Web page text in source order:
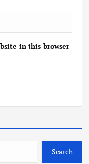
in this browser
Search